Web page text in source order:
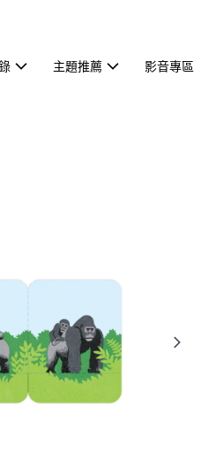
主題推薦 影音專區